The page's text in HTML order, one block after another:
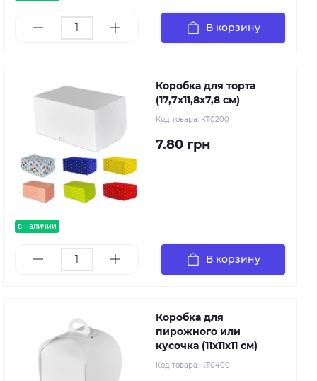
В корзину
в наличии
Коробка для торта
(17,7х11,8х7,8 см)
Код товара: КТ0200
7.80 грн
В корзину
Коробка для
пирожного или
кусочка (11х11х11 см)
Код товара: КТ0400